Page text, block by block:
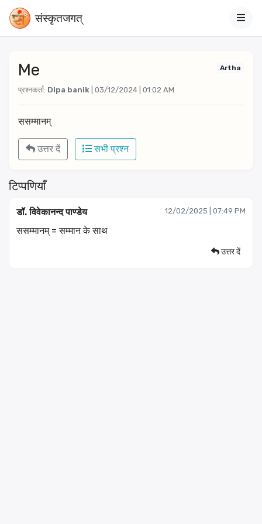
संस्‍कृतजगत्
Me
प्रश्नकर्ता: Dipa banik | 03/12/2024 | 01:02 AM
Artha
ससम्मानम्
उत्तर दें सभी प्रश्न
टिप्पणियाँ
डॉ. विवेकानन्द पाण्डेय 12/02/2025 | 07:49 PM
ससम्मानम् = सम्मान के साथ
उत्तर दें